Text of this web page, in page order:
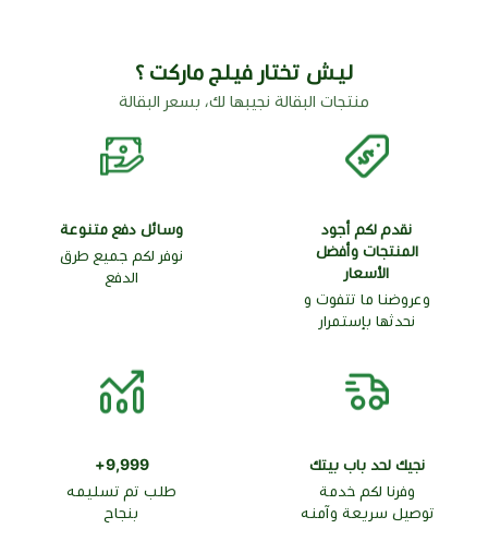
ليش تختار فيلج ماركت ؟
منتجات البقالة نجيبها لك، بسعر البقالة
نقدم لكم أجود
المنتجات وأفضل
الأسعار
وعروضنا ما تتفوت و
نحدثها بإستمرار
وسائل دفع متنوعة
نوفر لكم جميع طرق
الدفع
نجيك لحد باب بيتك
وفرنا لكم خدمة
توصيل سريعة وآمنه
9,999+
طلب تم تسليمه
بنجاح